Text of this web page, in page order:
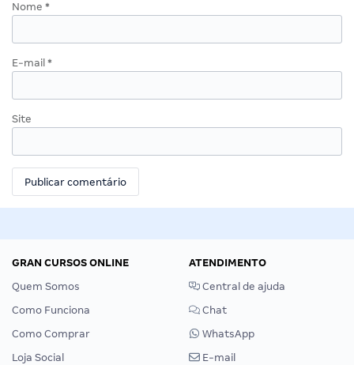
Nome *
E-mail *
Site
GRAN CURSOS ONLINE
Quem Somos
Como Funciona
Como Comprar
Loja Social
ATENDIMENTO
Central de ajuda
Chat
WhatsApp
E-mail